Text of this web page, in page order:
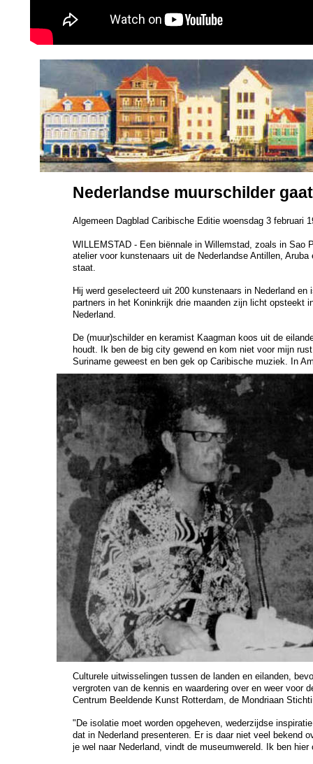
Nederlandse muurschilder
Algemeen Dagblad Caribische Editie woensdag 3 februari
WILLEMSTAD - Een biënnale in Willemstad, zoals in Sao
atelier voor kunstenaars uit de Nederlandse Antillen,
staat.
Hij werd geselecteerd uit 200 kunstenaars in Nederland
partners in het Koninkrijk drie maanden zijn licht opsteekt
Nederland.
De (muur)schilder en keramist Kaagman koos uit de
houdt. Ik ben de big city gewend en kom niet voor mijn
Suriname geweest en ben gek op Caribische muziek. In
Culturele uitwisselingen tussen de landen en eilanden,
vergroten van de kennis en waardering over en weer voor
Centrum Beeldende Kunst Rotterdam, de Mondriaan
"De isolatie moet worden opgeheven, wederzijdse
dat in Nederland presenteren. Er is daar niet veel bekend
je wel naar Nederland, vindt de museumwereld. Ik ben